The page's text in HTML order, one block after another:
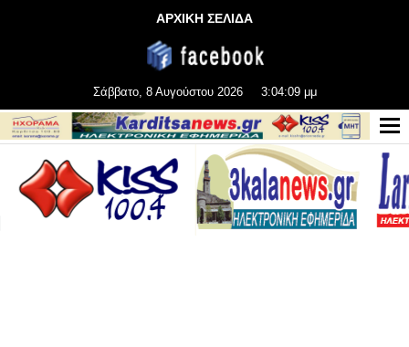
ΑΡΧΙΚΗ ΣΕΛΙΔΑ
Σάββατο, 8 Αυγούστου 2026 3:04:10 μμ